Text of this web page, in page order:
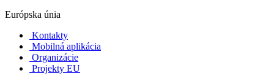
Európska únia
Kontakty
Mobilná aplikácia
Organizácie
Projekty EU